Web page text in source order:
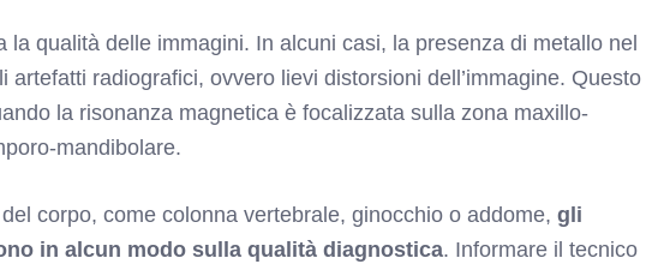
la qualità delle immagini. In alcuni casi, la presenza di metallo nel
artefatti radiografici, ovvero lievi distorsioni dell’immagine. Questo
la risonanza magnetica è focalizzata sulla zona maxillo-
mandibolare.
corpo, come colonna vertebrale, ginocchio o addome,gli
in alcun modo sulla qualità diagnostica. Informare il tecnico